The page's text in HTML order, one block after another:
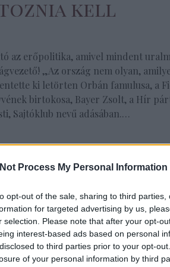
Process My Personal Information
opt-out of the sale, sharing to third
for targeted advertising by us,
selection. Please note that after your opt-
interest-based ads based on personal
to third parties prior to your opt-
of your personal information by third
kell
az erőpolitika, amivel mindent
„Az ország nem olyan,
ki letörten Orbán famulusa, a
birtokosa, Bayer Zsolt, a Hír
Sajtóklub nevű adásában.…
,Orbán Viktor,Budapest,Bayer Zsolt,